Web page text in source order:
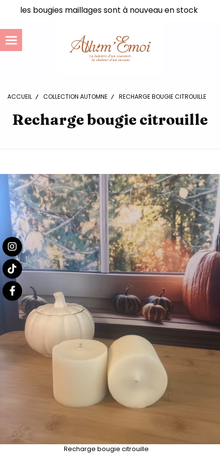
les bougies maillages sont à nouveau en stock
ACCUEIL COLLECTION AUTOMNE RECHARGE BOUGIE CITROUILLE
Recharge bougie citrouille
Recharge bougie citrouille